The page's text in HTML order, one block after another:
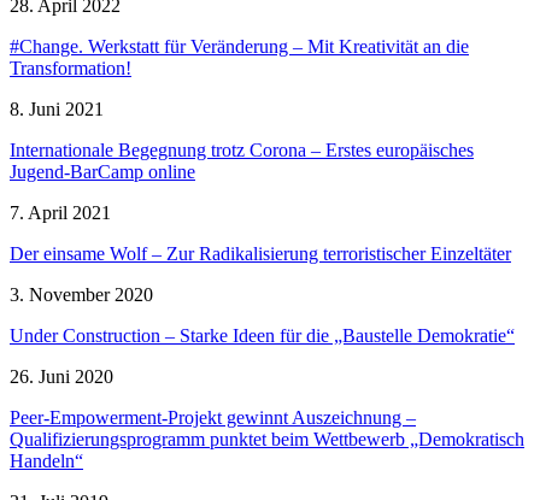
28. April 2022
#Change. Werkstatt für Veränderung – Mit Kreativität an die
Transformation!
8. Juni 2021
Internationale Begegnung trotz Corona – Erstes europäisches
Jugend-BarCamp online
7. April 2021
Der einsame Wolf – Zur Radikalisierung terroristischer Einzeltäter
3. November 2020
Under Construction – Starke Ideen für die „Baustelle Demokratie“
26. Juni 2020
Peer-Empowerment-Projekt gewinnt Auszeichnung –
Qualifizierungsprogramm punktet beim Wettbewerb „Demokratisch
Handeln“